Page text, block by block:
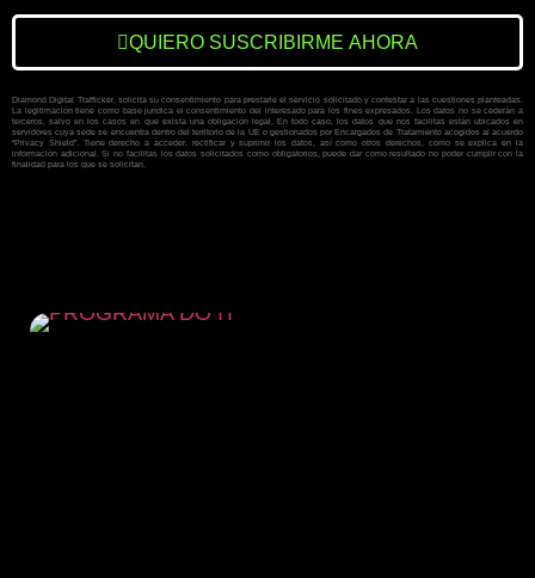
QUIERO SUSCRIBIRME AHORA
Diamond Digital Trafficker, solicita su consentimiento para prestarle el servicio solicitado y contestar a las cuestiones planteadas.
La legitimación tiene como base jurídica el consentimiento del interesado para los fines expresados. Los datos no se cederán a
terceros, salvo en los casos en que exista una obligación legal. En todo caso, los datos que nos facilitas están ubicados en
servidores cuya sede se encuentra dentro del territorio de la UE o gestionados por Encargados de Tratamiento acogidos al acuerdo
“Privacy Shield”. Tiene derecho a acceder, rectificar y suprimir los datos, así como otros derechos, como se explica en la
información adicional. Si no facilitas los datos solicitados como obligatorios, puede dar como resultado no poder cumplir con la
finalidad para los que se solicitan.